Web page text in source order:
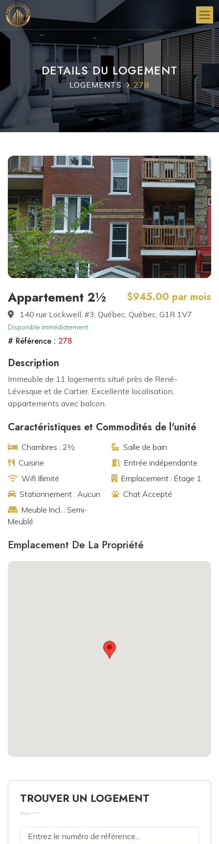
DETAILS DU LOGEMENT
LOGEMENTS 278
Appartement 2½ $945.00 par mois
140 rue Lockwell, #3, Québec, Québec, G1R 1V7
Disponible immédiatement
# Référence : 278
Description
Immeuble de 11 logements situé près de René-
Lévesque et de Cartier. Excellente localisation,
appartements avec balcon.
Caractéristiques et Commodités de l'unité
Chambres : 2½
Salle de bain
Cuisine
Entrée indépendante
Wifi Illimité
Emplacement : Étage 1
Stationnement : Aucun
Chat Accepté
Meuble Incl. : Semi-
Meublé
Emplacement De La Propriété
TROUVER UN LOGEMENT